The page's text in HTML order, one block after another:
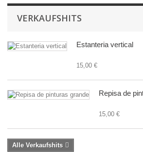
VERKAUFSHITS
Estanteria vertical
15,00 €
Repisa de
15,00 €
Alle Verkaufshits